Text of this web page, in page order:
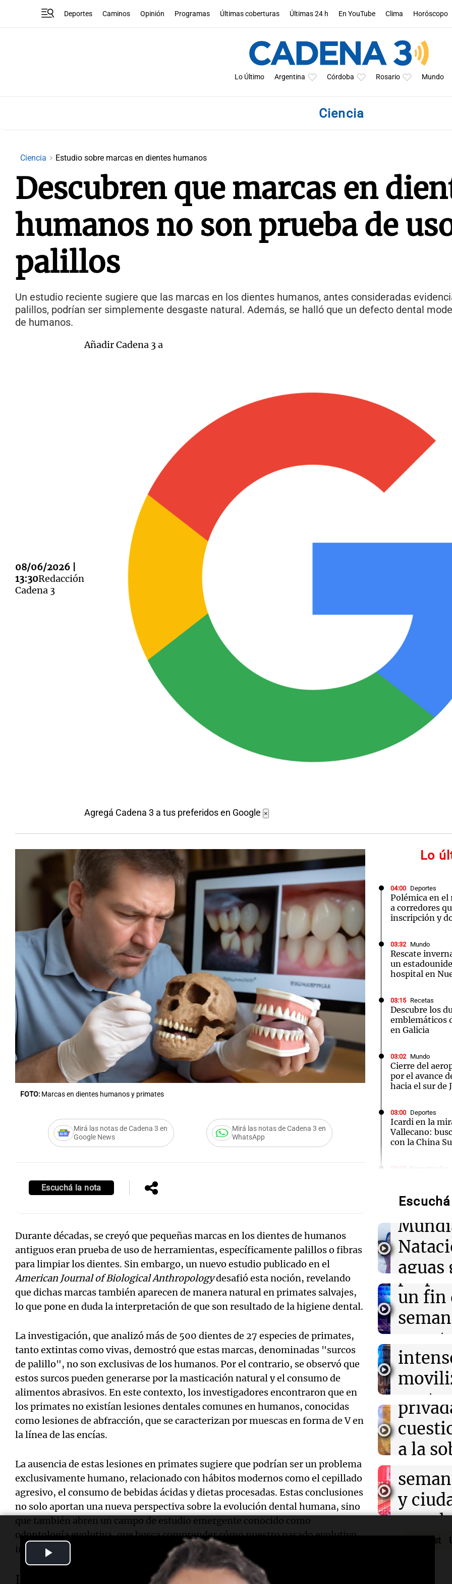
Deportes Caminos Opinión Programas Últimas coberturas Últimas 24 h En YouTube Clima Horóscopo
Lo Último Argentina Córdoba Rosario Mundo
Ciencia
Ciencia Estudio sobre marcas en dientes humanos
Descubren que marcas en
humanos no son prueba de
palillos
Un estudio reciente sugiere que las marcas en los dientes humanos, antes consideradas
palillos, podrían ser simplemente desgaste natural. Además, se halló que un defecto dental
de humanos.
08/06/2026 |
13:30Redacción
Cadena 3
Añadir Cadena 3 a
Agregá Cadena 3 a tus preferidos en Google ×
FOTO: Marcas en dientes humanos y primates
Mirá las notas de Cadena 3 en
Google News
Mirá las notas de Cadena 3 en
WhatsApp
Escuchá la nota
Durante décadas, se creyó que pequeñas marcas en los dientes de humanos
antiguos eran prueba de uso de herramientas, específicamente palillos o fibras
para limpiar los dientes. Sin embargo, un nuevo estudio publicado en el
American Journal of Biological Anthropologydesafió esta noción, revelando
que dichas marcas también aparecen de manera natural en primates salvajes,
lo que pone en duda la interpretación de que son resultado de la higiene dental.
La investigación, que analizó más de 500 dientes de 27 especies de primates,
tanto extintas como vivas, demostró que estas marcas, denominadas "surcos
de palillo", no son exclusivas de los humanos. Por el contrario, se observó que
estos surcos pueden generarse por la masticación natural y el consumo de
alimentos abrasivos. En este contexto, los investigadores encontraron que en
los primates no existían lesiones dentales comunes en humanos, conocidas
como lesiones de abfracción, que se caracterizan por muescas en forma de V en
la línea de las encías.
La ausencia de estas lesiones en primates sugiere que podrían ser un problema
exclusivamente humano, relacionado con hábitos modernos como el cepillado
agresivo, el consumo de bebidas ácidas y dietas procesadas. Estas conclusiones
no solo aportan una nueva perspectiva sobre la evolución dental humana, sino
que también abren un campo de estudio emergente conocido como
odontología evolutiva, que busca comprender cómo nuestro pasado evolutivo
influye en los problemas dentales actuales.
Importancia de los dientes en la evolución humana
Lo
04:00 Deportes
Polémica en
a corredores
inscripción y
03:32 Mundo
Rescate
un
hospital en
03:15 Recetas
Descubre los
emblemáticos
en Galicia
03:02 Mundo
Cierre del
por el avance
hacia el sur de
03:00 Deportes
Icardi en la
Vallecano:
con la China
03:00 Espectáculos
Madrid
02:04 Tecnología
Descuentos
entradas para
Disrupt 2026
Vogue World
Francisco: un
entre
establece
Audio.
aguas
frente
Turno
Audio.
un fin
y
ley de
Panorama
Episodios
Audio.
Panorama
Episodios
Audio.
el
a la
digital
Panorama
Episodios
Audio.
un fin
y
contra
Audio.
Audio.
Podcast
Mundial 2026 La Sole en Cadena 3 El huracán de Arequito Cadena 3 en